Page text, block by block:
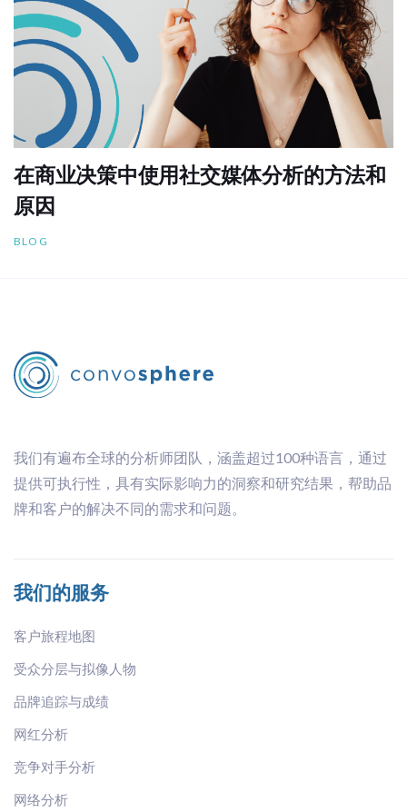
在商业决策中使用社交媒体分析的方法和
原因
BLOG
我们有遍布全球的分析师团队，涵盖超过100种语言，通过
提供可执行性，具有实际影响力的洞察和研究结果，帮助品
牌和客户的解决不同的需求和问题。
我们的服务
客户旅程地图
受众分层与拟像人物
品牌追踪与成绩
网红分析
竞争对手分析
网络分析